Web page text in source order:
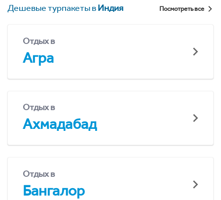
Дешевые турпакеты вИндия Посмотреть все
Отдых в
Агра
Отдых в
Ахмадабад
Отдых в
Бангалор